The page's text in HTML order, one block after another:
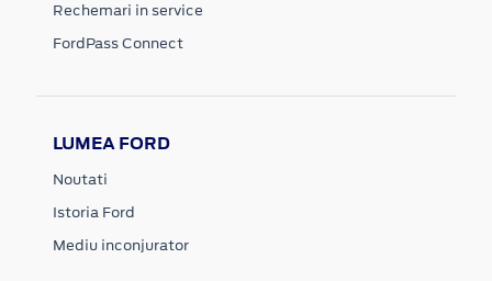
Rechemari in service
FordPass Connect
LUMEA FORD
Noutati
Istoria Ford
Mediu inconjurator